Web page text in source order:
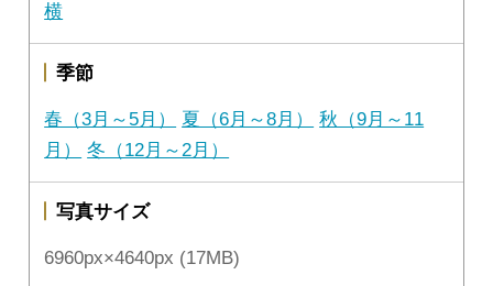
横
季節
春（3月～5月） 夏（6月～8月）
秋（9月～11
月）
冬（12月～2月）
写真サイズ
6960px×4640px (17MB)